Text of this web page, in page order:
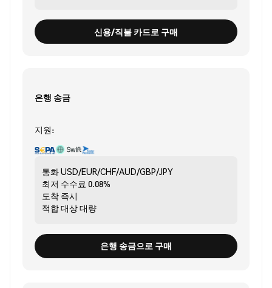
신용/직불 카드로 구매
은행 송금
지원:
통화USD/EUR/CHF/AUD/GBP/JPY
최저 수수료 0.08%
도착 즉시
적합 대상대량
은행 송금으로 구매